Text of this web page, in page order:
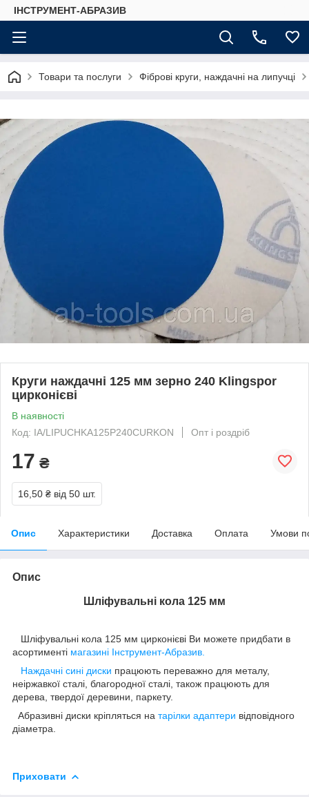
ІНСТРУМЕНТ-АБРАЗИВ
Товари та послуги Фіброві круги, наждачні на липучці
Круги наждачні 125 мм зерно 240 Klingspor
цирконієві
В наявності
Код: IA/LIPUCHKA125P240CURKON
Опт і роздріб
17 ₴
16,50 ₴ від 50 шт.
Опис Характеристики Доставка Оплата Умови
Опис
Шліфувальні кола 125 мм
Шліфувальні кола 125 мм цирконієві Ви можете придбати в
асортименті магазині Інструмент-Абразив.
Наждачні сині диски працюють переважно для металу,
неіржавкої сталі, благородної сталі, також працюють для
дерева, твердої деревини, паркету.
Абразивні диски кріпляться на тарілки адаптери відповідного
діаметра.
Приховати